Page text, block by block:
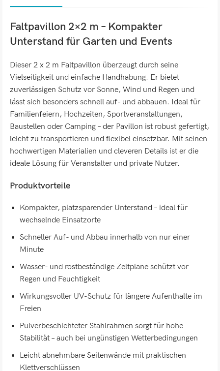
Faltpavillon 2×2 m – Kompakter
Unterstand für Garten und Events
Dieser 2 x 2 m Faltpavillon überzeugt durch seine
Vielseitigkeit und einfache Handhabung. Er bietet
zuverlässigen Schutz vor Sonne, Wind und Regen und
lässt sich besonders schnell auf- und abbauen. Ideal für
Familienfeiern, Hochzeiten, Sportveranstaltungen,
Baustellen oder Camping – der Pavillon ist robust gefertigt,
leicht zu transportieren und flexibel einsetzbar. Mit seinen
hochwertigen Materialien und cleveren Details ist er die
ideale Lösung für Veranstalter und private Nutzer.
Produktvorteile
Kompakter, platzsparender Unterstand – ideal für
wechselnde Einsatzorte
Schneller Auf- und Abbau innerhalb von nur einer
Minute
Wasser- und rostbeständige Zeltplane schützt vor
Regen und Feuchtigkeit
Wirkungsvoller UV-Schutz für längere Aufenthalte im
Freien
Pulverbeschichteter Stahlrahmen sorgt für hohe
Stabilität – auch bei ungünstigen Wetterbedingungen
Leicht abnehmbare Seitenwände mit praktischen
Klettverschlüssen